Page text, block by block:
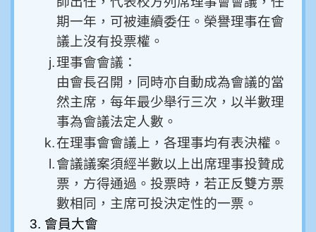
期一年，可被連續委任。榮譽理事在會
議上沒有投票權。
j.理事會會議：
由會長召開，同時亦自動成為會議的當
然主席，每年最少舉行三次，以半數理
事為會議法定人數。
k.在理事會會議上，各理事均有表決權。
l.會議議案須經半數以上出席理事投贊成
票，方得通過。投票時，若正反雙方票
數相同，主席可投決定性的一票。
3. 會員大會